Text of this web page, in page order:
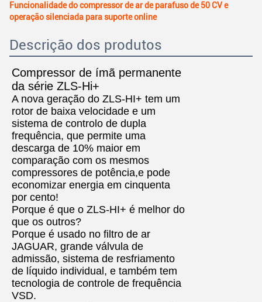
Funcionalidade do compressor de ar de parafuso de 50 CV e
operação silenciada para suporte online
Descrição dos produtos
Compressor de ímã permanente
da série ZLS-Hi+
A nova geração do ZLS-HI+ tem um
rotor de baixa velocidade e um
sistema de controlo de dupla
frequência, que permite uma
descarga de 10% maior em
comparação com os mesmos
compressores de potência,e pode
economizar energia em cinquenta
por cento!
Porque é que o ZLS-HI+ é melhor do
que os outros?
Porque é usado no filtro de ar
JAGUAR, grande válvula de
admissão, sistema de resfriamento
de líquido individual, e também tem
tecnologia de controle de frequência
VSD.